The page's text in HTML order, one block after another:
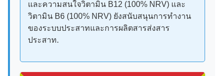
และความสนใจวิตามิน B12 (100% NRV) และ
วิตามิน B6 (100% NRV) ยังสนับสนุนการทํางาน
ของระบบประสาทและการผลิตสารส่งสาร
ประสาท.